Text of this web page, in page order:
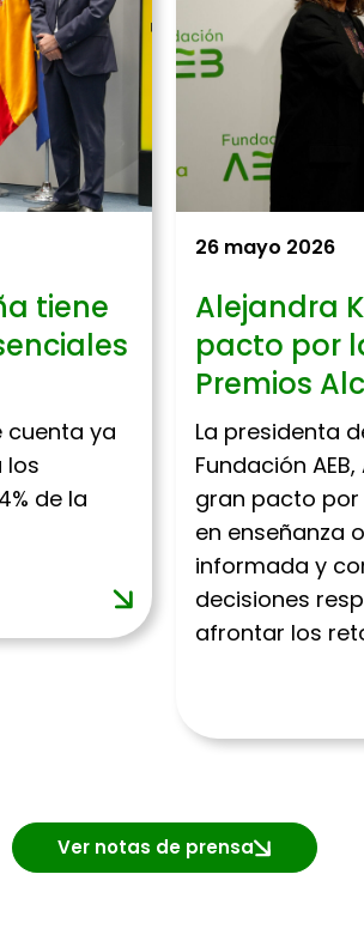
tiene
cuenta ya
los
de la
26 mayo 2026
Alejandra
pacto por
Premios
La presidenta
Fundación
gran pacto por
en enseñanza
informada y
decisiones
afrontar los
Ver notas de prensa